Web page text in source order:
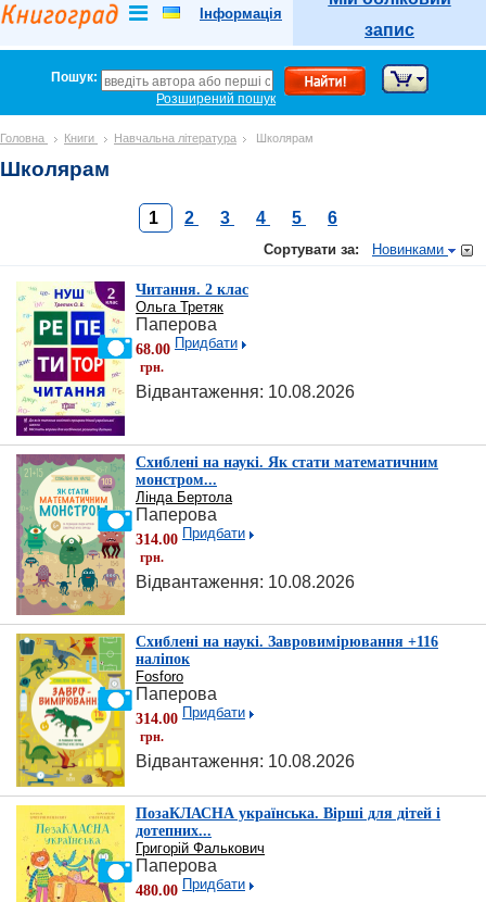
5 => 'products_categories', 6 => 'categories', 12 => 'product_sales', ), ) ?>
Інформація
запис
Пошук:
Розширений пошук
Головна Книги Навчальна література Школярам
Школярам
1 2 3 4 5 6
Сортувати за: Новинками
Читання. 2 клас
Ольга Третяк
Паперова
68.00
грн.
Придбати
Відвантаження: 10.08.2026
Схиблені на наукі. Як стати математичним
монстром...
Лінда Бертола
Паперова
314.00
грн.
Придбати
Відвантаження: 10.08.2026
Схиблені на наукі. Завровимірювання +116
наліпок
Fosforo
Паперова
314.00
грн.
Придбати
Відвантаження: 10.08.2026
ПозаКЛАСНА українська. Вірші для дітей і
дотепних...
Григорій Фалькович
Паперова
480.00 Придбати